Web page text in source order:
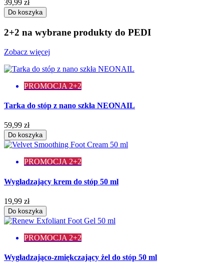
39,99 zł
Do koszyka
2+2 na wybrane produkty do PEDI
Zobacz więcej
PROMOCJA 2+2
Tarka do stóp z nano szkła NEONAIL
59,99 zł
Do koszyka
PROMOCJA 2+2
Wygładzający krem do stóp 50 ml
19,99 zł
Do koszyka
PROMOCJA 2+2
Wygładzająco-zmiękczający żel do stóp 50 ml